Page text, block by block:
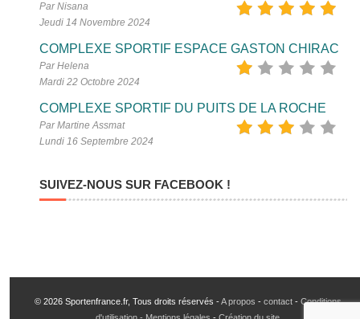
Par Nisana
Jeudi 14 Novembre 2024
COMPLEXE SPORTIF ESPACE GASTON CHIRAC
Par Helena
Mardi 22 Octobre 2024
COMPLEXE SPORTIF DU PUITS DE LA ROCHE
Par Martine Assmat
Lundi 16 Septembre 2024
SUIVEZ-NOUS SUR FACEBOOK !
© 2026 Sportenfrance.fr, Tous droits réservés -A propos - contact- Conditions